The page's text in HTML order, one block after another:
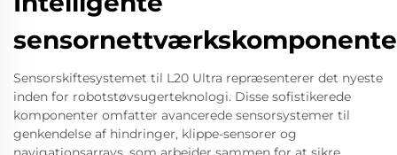
Sensorskiftesystemet til L20 Ultra repræsenterer det nyeste
inden for robotstøvsugerteknologi. Disse sofistikerede
komponenter omfatter avancerede sensorsystemer til
genkendelse af hindringer, klippe-sensorer og